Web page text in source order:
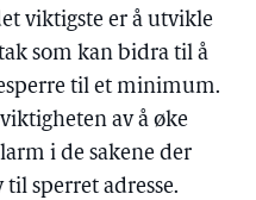
viktigste er å utvikle
som kan bidra til å
til et minimum.
av å øke
i de sakene der
sperret adresse.